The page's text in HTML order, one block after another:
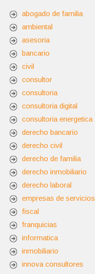
abogado de familia
ambiental
asesoria
bancario
civil
consultor
consultoria
consultoria digital
consultoria energetica
derecho bancario
derecho civil
derecho de familia
derecho inmobiliario
derecho laboral
empresas de servicios
fiscal
franquicias
informatica
inmobiliario
innova consultores